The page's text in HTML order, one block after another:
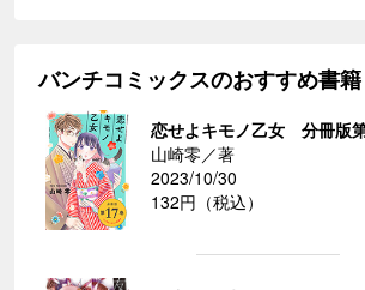
バンチコミックスのおすすめ書籍
恋せよキモノ乙女 分冊版
山崎零／著
2023/10/30
132円（税込）